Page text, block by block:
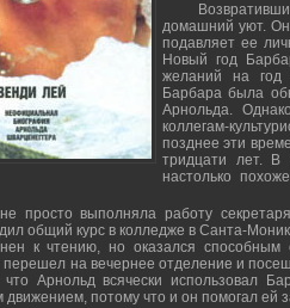
домашний уют.
подавляет ее
Новый год
желаний на год
Барбара была
Арнольда.
коллегам-
позднее эти
тридцати лет.
настолько
просто выполняла работу
общий курс в колледже в Санта-
к чтению, но оказался
перешел на вечернее отделение и
что Арнольд всячески использовал
потому что и он помогал ей